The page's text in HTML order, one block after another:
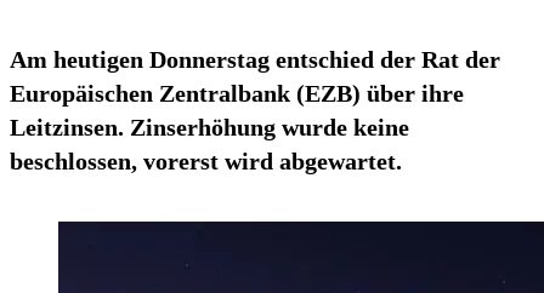
Am heutigen Donnerstag entschied der Rat der
Europäischen Zentralbank (EZB) über ihre
Leitzinsen. Zinserhöhung wurde keine
beschlossen, vorerst wird abgewartet.